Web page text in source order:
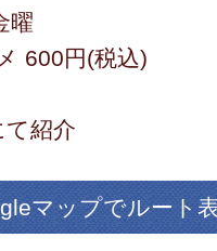
曜
600円(税込)
て紹介
マップでルート